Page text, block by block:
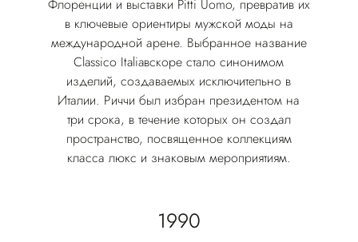
Флоренции и выставки Pitti Uomo, превратив их
в ключевые ориентиры мужской моды на
международной арене. Выбранное название
Classico Italiaвскоре стало синонимом
изделий, создаваемых исключительно в
Италии. Риччи был избран президентом на
три срока, в течение которых он создал
пространство, посвященное коллекциям
класса люкс и знаковым мероприятиям.
1990